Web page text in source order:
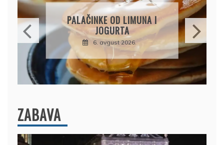
BRZI KOLAČ BEZ PEČENJA:
PIŠKOTE, MALINE I
ČOKOLADA U SAVRŠENOJ
KOMBINACIJI
6. avgust 2026.
ZABAVA